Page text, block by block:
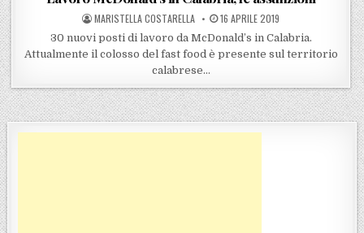
POSTED BY
MARISTELLA COSTARELLA POSTED ON
16 APRILE 2019
30 nuovi posti di lavoro da McDonald’s in Calabria.
Attualmente il colosso del fast food è presente sul territorio
calabrese…